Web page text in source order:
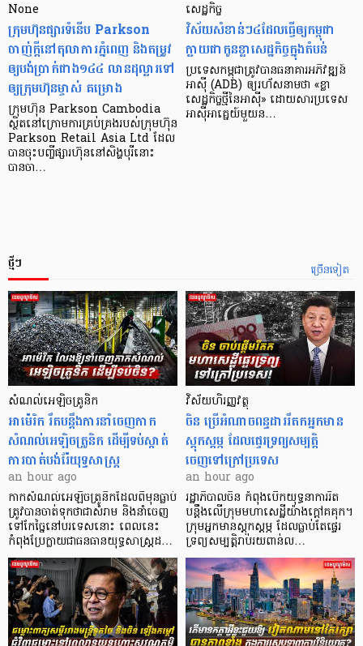
None
ក្រុមហ៊ុនផ្សារទំនើប Parkson
ចាញ់ក្ដីនៅតុលាការភ្នំពេញ និងតម្រូវ
ឲ្យបង់ប្រាក់ជាង១៤៤ លានដុល្លារទៅ
ឲ្យក្រុមហ៊ុនម្ចាស់ គម្រោង
ក្រុមហ៊ុន Parkson Cambodia
ស្ថិតនៅក្រោមការគ្រប់គ្រងរបស់ក្រុមហ៊ុន
Parkson Retail Asia Ltd ដែល
បានចុះបញ្ចីផ្សារហ៊ុននៅសិង្ហបុរីនោះ
បានចា…
សេដ្ឋកិច្ច​
វិស័យ​សំខាន់ៗ​៤​ដែល​ធ្វើ​ឲ្យ​កម្ពុជា​
ក្លាយ​ជា​កូន​ខ្លា​សេដ្ឋកិច្ច​ក្នុង​តំបន់
ប្រទេស​កម្ពុជា​ត្រូវ​បាន​ធនាគារ​អភិវឌ្ឍន៍​
អាស៊ី (ADB) ឲ្យ​រហ័ស​នាមថា «ខ្លា​
សេដ្ឋកិច្ច​ថ្មី​នៃ​អាស៊ី» ដោយសារ​ប្រទេស​
អាស៊ី​អាគ្នេយ៍​មួយ​ន…
ច្រើនទៀត
ថ្មីៗ
សំណល់អេឡិចត្រូនិក
អាម៉េរិក រឹតបន្តឹងការនាំចេញកាក
សំណល់អេឡិចត្រូនិក ដើម្បីទប់ស្កាត់
ការបាត់បង់រ៉ែយុទ្ធសាស្ត្រ
an hour ago
កាក​សំណល់​អេឡិច​ត្រូនិកដែល​ពីមុនធ្លាប់​
ត្រូវបានចាត់ទុកថាជាសំរាម និងនាំចេញ
ទៅកែច្នៃនៅបរទេស​នោះ ពេលនេះ
កំពុងប្រែក្លាយជាធនធានយុទ្ធសាស្ត្រដ…
វិស័យហិរញ្ញវត្ថុ
ចិន ប្រើ​អំណាចពន្ធដាររឹតកអ្នកមាន
ស្ដុកស្ដម្ភ ដែលផ្ទេរទ្រព្យសម្បត្តិ
ចេញទៅក្រៅប្រទេស
an hour ago
រដ្ឋាភិបាលចិន កំពុងបើកយុទ្ធនាការរឹត
បន្តឹងលើក្រុមមហាសេដ្ឋី​យ៉ាង​ក្ដៅគគុក។
​ក្រុមអ្នកមានស្ដុកស្ដម្ភ ដែល​ធ្លាប់​តែផ្ទេរ
ទ្រព្យសម្បត្តិរាប់រយពាន់ល…